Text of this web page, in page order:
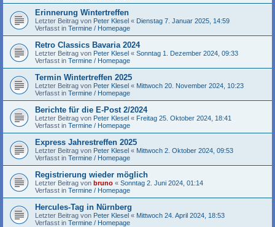
Erinnerung Wintertreffen
Letzter Beitrag von Peter Klesel « Dienstag 7. Januar 2025, 14:59
Verfasst in Termine / Homepage
Retro Classics Bavaria 2024
Letzter Beitrag von Peter Klesel « Sonntag 1. Dezember 2024, 09:33
Verfasst in Termine / Homepage
Termin Wintertreffen 2025
Letzter Beitrag von Peter Klesel « Mittwoch 20. November 2024, 10:23
Verfasst in Termine / Homepage
Berichte für die E-Post 2/2024
Letzter Beitrag von Peter Klesel « Freitag 25. Oktober 2024, 18:41
Verfasst in Termine / Homepage
Express Jahrestreffen 2025
Letzter Beitrag von Peter Klesel « Mittwoch 2. Oktober 2024, 09:53
Verfasst in Termine / Homepage
Registrierung wieder möglich
Letzter Beitrag von bruno « Sonntag 2. Juni 2024, 01:14
Verfasst in Termine / Homepage
Hercules-Tag in Nürnberg
Letzter Beitrag von Peter Klesel « Mittwoch 24. April 2024, 18:53
Verfasst in Termine / Homepage